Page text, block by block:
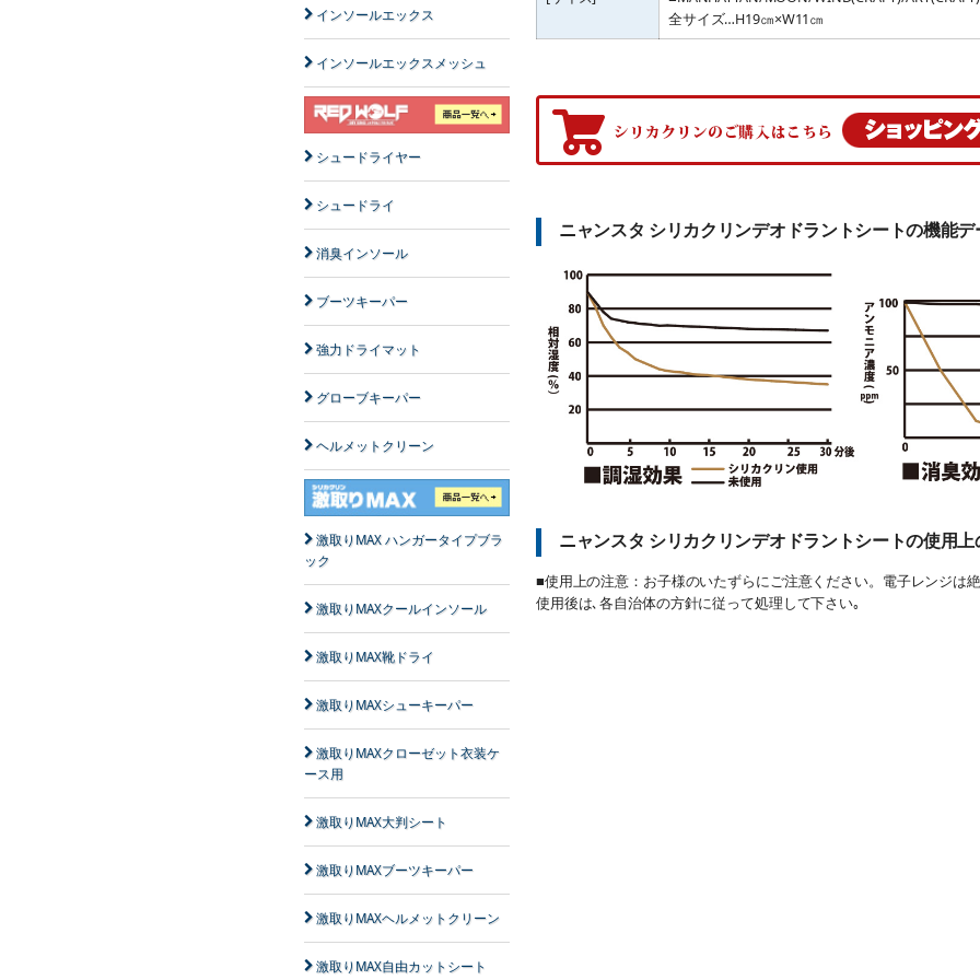
全サイズ…H19㎝×W11㎝
インソールエックス
インソールエックスメッシュ
シュードライヤー
シュードライ
消臭インソール
ブーツキーパー
強力ドライマット
グローブキーパー
ヘルメットクリーン
激取りMAX ハンガータイプブラ
ック
激取りMAXクールインソール
激取りMAX靴ドライ
激取りMAXシューキーパー
激取りMAXクローゼット衣装ケ
ース用
激取りMAX大判シート
激取りMAXブーツキーパー
激取りMAXヘルメットクリーン
激取りMAX自由カットシート
ニャンスタ シリカクリンデオドラントシートの機能デ
ニャンスタ シリカクリンデオドラントシートの使用上
■使用上の注意：お子様のいたずらにご注意ください。電子レンジは
使用後は､各自治体の方針に従って処理して下さい｡